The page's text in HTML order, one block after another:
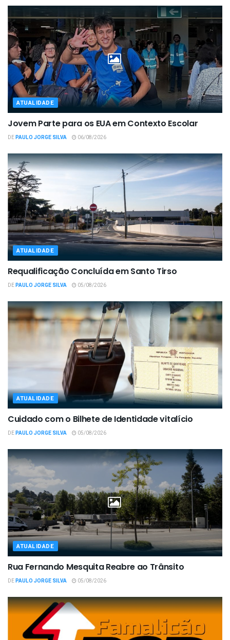
ATUALIDADE
Jovem Parte para os EUA em Contexto Escolar
DEPAULO JORGE SILVA 06/08/2026
ATUALIDADE
Requalificação Concluída em Santo Tirso
DEPAULO JORGE SILVA 05/08/2026
ATUALIDADE
Cuidado com o Bilhete de Identidade vitalício
DEPAULO JORGE SILVA 05/08/2026
ATUALIDADE
Rua Fernando Mesquita Reabre ao Trânsito
DEPAULO JORGE SILVA 05/08/2026